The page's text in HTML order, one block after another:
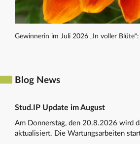
Gewinnerin im Juli 2026 „In voller
Blog News
Stud.IP Update im August
Am Donnerstag, den 20.8.2026 wird
aktualisiert. Die Wartungsarbeiten